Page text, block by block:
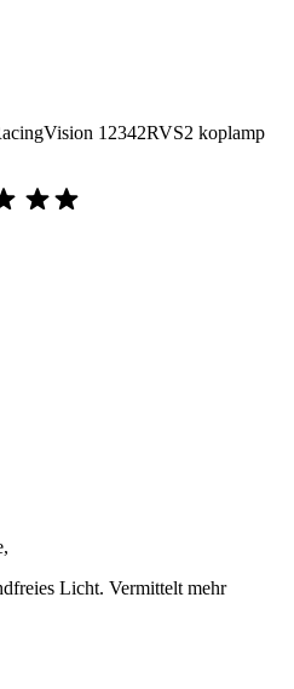
12342RVS2 koplamp
Licht. Vermittelt mehr